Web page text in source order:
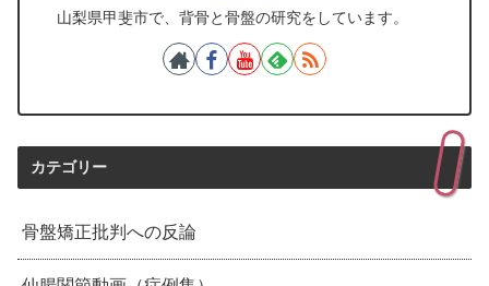
山梨県甲斐市で、背骨と骨盤の研究をしています。
カテゴリー
骨盤矯正批判への反論